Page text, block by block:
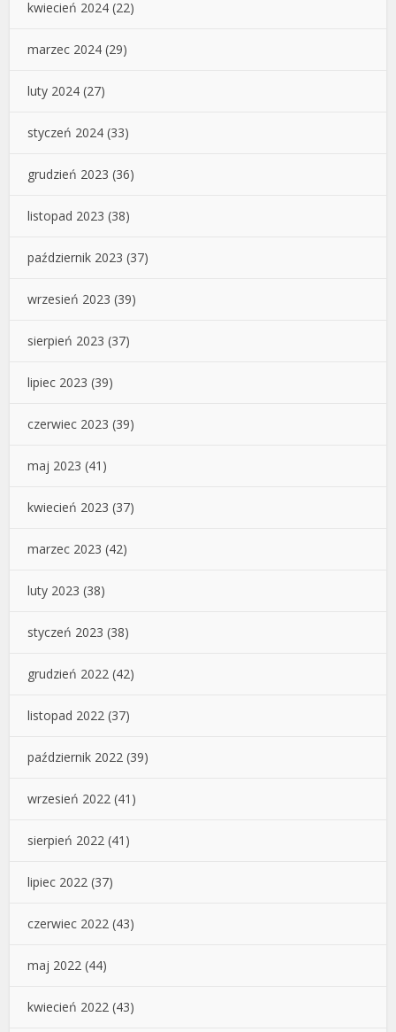
kwiecień 2024 (22)
marzec 2024 (29)
luty 2024 (27)
styczeń 2024 (33)
grudzień 2023 (36)
listopad 2023 (38)
październik 2023 (37)
wrzesień 2023 (39)
sierpień 2023 (37)
lipiec 2023 (39)
czerwiec 2023 (39)
maj 2023 (41)
kwiecień 2023 (37)
marzec 2023 (42)
luty 2023 (38)
styczeń 2023 (38)
grudzień 2022 (42)
listopad 2022 (37)
październik 2022 (39)
wrzesień 2022 (41)
sierpień 2022 (41)
lipiec 2022 (37)
czerwiec 2022 (43)
maj 2022 (44)
kwiecień 2022 (43)